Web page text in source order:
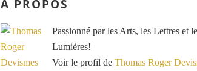
À PROPOS
Passionné par les Arts, les Lettres et
Lumières!
Voir le profil de Thomas Roger